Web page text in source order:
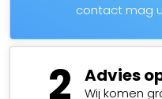
contact mag
2 Advies
Wij komen